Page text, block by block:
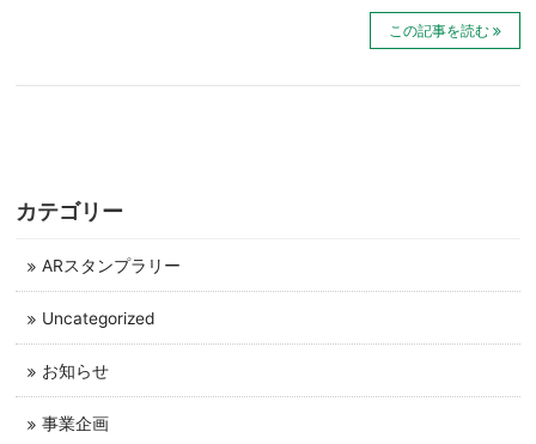
この記事を読む
カテゴリー
ARスタンプラリー
Uncategorized
お知らせ
事業企画